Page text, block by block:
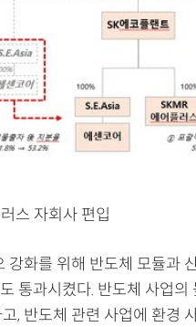
스 자회사 편입
화를 위해 반도체 모듈과
통과시켰다. 반도체 사업의
, 반도체 관련 사업에 환경